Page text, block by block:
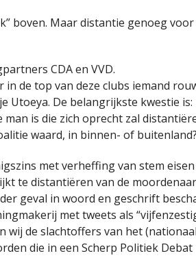
boven. Maar distantie genoeg
CDA en VVD.
de top van deze clubs iemand
Utoeya. De belangrijkste kwestie is:
is die zich oprecht zal
waard, in binnen- of buitenland?
met verheffing van stem
te distantiëren van de
geval in woord en geschrift
met tweets als
wij de slachtoffers van het
die in een Scherp Politiek Debat